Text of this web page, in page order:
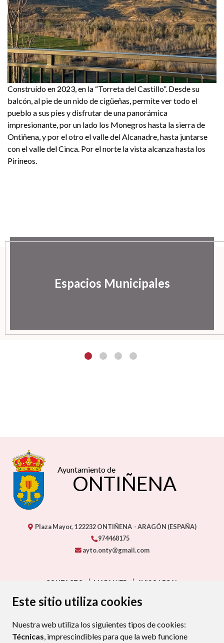
Este sitio utiliza cookies
Nuestra web utiliza los siguientes tipos de cookies:
Técnicas, imprescindibles para que la web funcione
Construído en 2023, en la “Torreta del Castillo”. Desde su
balcón, al pie de un nido de cigüeñas, permite ver todo el
pueblo a sus pies y disfrutar de una panorámica
impresionante, por un lado los Monegros hasta la sierra de
Ontiñena, y por el otro el valle del Alcanadre, hasta juntarse
con el valle del Cinca. Por el norte la vista alcanza hasta los
Pirineos.
Espacios Municipales
Ayuntamiento de
ONTIÑENA
Plaza Mayor, 122232 ONTIÑENA - ARAGÓN (ESPAÑA)
974468175
ayto.onty@gmail.com
CONTACTO MAPA WEB
AVISO LEGAL
PROTECCIÓN DE DATOS
POLÍTICA DE COOKIES